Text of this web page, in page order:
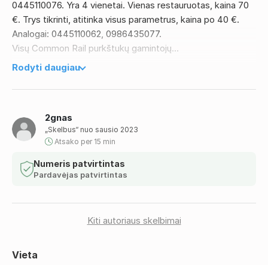
2gnas
„Skelbus“ nuo sausio 2023
Atsako per 15 min
Numeris patvirtintas
Pardavėjas patvirtintas
Kiti autoriaus skelbimai
0445110076. Yra 4 vienetai. Vienas restauruotas, kaina 70
€. Trys tikrinti, atitinka visus parametrus, kaina po 40 €.
Analogai: 0445110062, 0986435077.
Visų Common Rail purkštukų gamintojų
tikrinimas,remontas.
Pirksiu neveikiančius Common Rail purkštukus.
Rodyti daugiau
Vieta